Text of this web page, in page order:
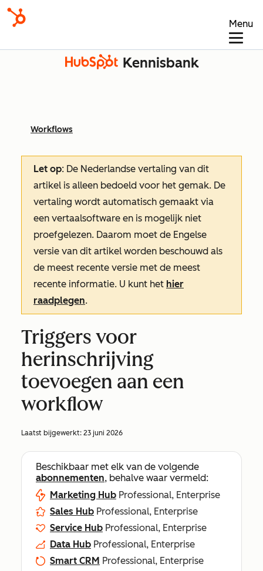
Menu
Kennisbank
Workflows
Let op: De Nederlandse vertaling van dit
artikel is alleen bedoeld voor het gemak. De
vertaling wordt automatisch gemaakt via
een vertaalsoftware en is mogelijk niet
proefgelezen. Daarom moet de Engelse
versie van dit artikel worden beschouwd als
de meest recente versie met de meest
recente informatie. U kunt het hier
raadplegen.
Triggers voor
herinschrijving
toevoegen aan een
workflow
Laatst bijgewerkt: 23 juni 2026
Beschikbaar met elk van de volgende
abonnementen, behalve waar vermeld:
Marketing Hub Professional, Enterprise
Sales Hub Professional, Enterprise
Service Hub Professional, Enterprise
Data Hub Professional, Enterprise
Smart CRM Professional, Enterprise